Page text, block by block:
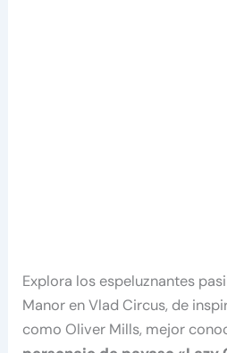
Explora los espeluznantes
Manor en Vlad Circus, de
como Oliver Mills, mejor